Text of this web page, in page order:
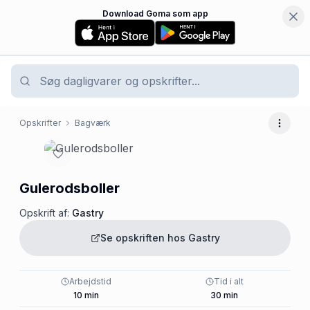
Download Goma som app
Opskrifter Bagværk Flere
Gulerodsboller
Opskrift af: Gastry
Se opskriften hos Gastry
Arbejdstid
10 min
Tid i alt
30 min